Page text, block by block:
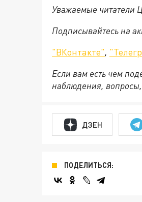
Уважаемые читатели
Подписывайтесь на
"ВКонтакте",
Если вам есть чем
наблюдения,
ДЗЕН
ПОДЕЛИТЬСЯ: